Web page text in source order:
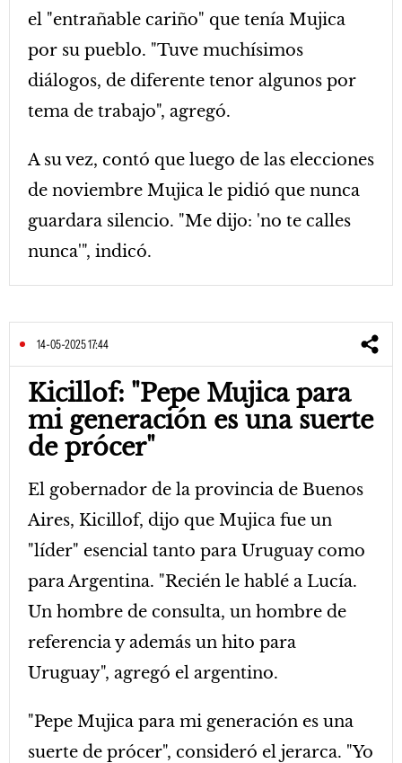
el "entrañable cariño" que tenía Mujica
por su pueblo. "Tuve muchísimos
diálogos, de diferente tenor algunos por
tema de trabajo", agregó.
A su vez, contó que luego de las elecciones
de noviembre Mujica le pidió que nunca
guardara silencio. "Me dijo: 'no te calles
nunca'", indicó.
14-05-2025 17:44
Kicillof: "Pepe Mujica para
mi generación es una suerte
de prócer"
El gobernador de la provincia de Buenos
Aires, Kicillof, dijo que Mujica fue un
"líder" esencial tanto para Uruguay como
para Argentina. "Recién le hablé a Lucía.
Un hombre de consulta, un hombre de
referencia y además un hito para
Uruguay", agregó el argentino.
"Pepe Mujica para mi generación es una
suerte de prócer", consideró el jerarca. "Yo